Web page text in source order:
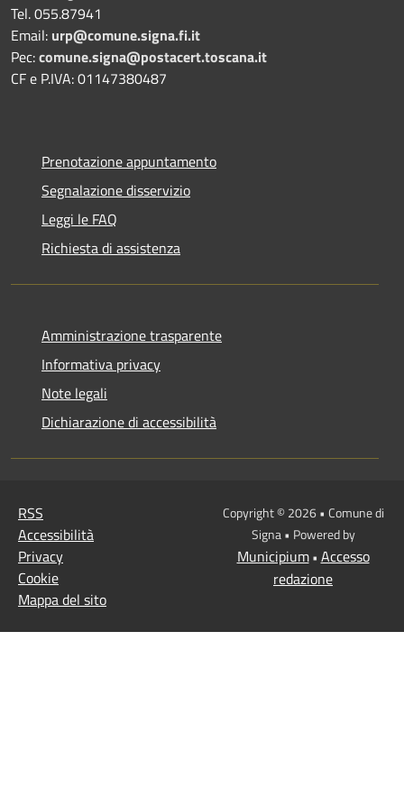
Tel. 055.87941
Email: urp@comune.signa.fi.it
Pec:comune.signa@postacert.toscana.it
CF e P.IVA: 01147380487
Prenotazione appuntamento
Segnalazione disservizio
Leggi le FAQ
Richiesta di assistenza
Amministrazione trasparente
Informativa privacy
Note legali
Dichiarazione di accessibilità
RSS
Accessibilità
Privacy
Cookie
Mappa del sito
Copyright © 2026 • Comune di
Signa • Powered by
Municipium• Accesso
redazione